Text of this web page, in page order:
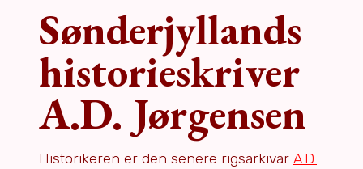
Sønderjyllands
historieskriver
A.D. Jørgensen
Historikeren er den senere rigsarkivar A.D.